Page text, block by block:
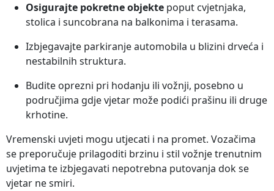
Osigurajte pokretne objekte poput cvjetnjaka,
stolica i suncobrana na balkonima i terasama.
Izbjegavajte parkiranje automobila u blizini drveća i
nestabilnih struktura.
Budite oprezni pri hodanju ili vožnji, posebno u
područjima gdje vjetar može podići prašinu ili druge
krhotine.
Vremenski uvjeti mogu utjecati i na promet. Vozačima
se preporučuje prilagoditi brzinu i stil vožnje trenutnim
uvjetima te izbjegavati nepotrebna putovanja dok se
vjetar ne smiri.